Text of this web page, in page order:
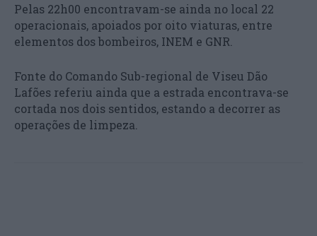
Pelas 22h00 encontravam-se ainda no local 22
operacionais, apoiados por oito viaturas, entre
elementos dos bombeiros, INEM e GNR.
Fonte do Comando Sub-regional de Viseu Dão
Lafões referiu ainda que a estrada encontrava-se
cortada nos dois sentidos, estando a decorrer as
operações de limpeza.